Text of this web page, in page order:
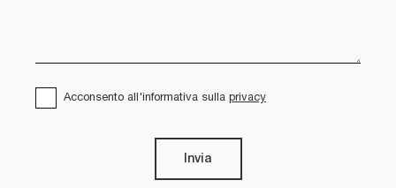
Acconsento all'informativa sulla privacy
Invia